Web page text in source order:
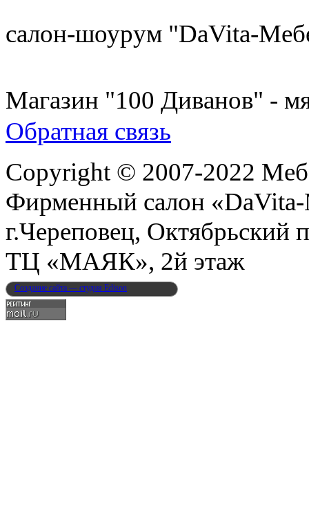
салон-шоурум "DaVita-
Магазин "100 Диванов" -
Обратная связь
Copyright © 2007-2022
Фирменный салон
г.Череповец, Октябрьский
ТЦ «МАЯК», 2й этаж
Создание сайта — студия Edison